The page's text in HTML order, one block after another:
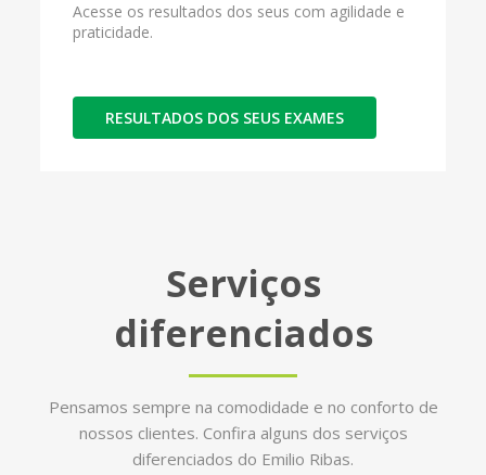
Acesse os resultados dos seus com agilidade e
praticidade.
RESULTADOS DOS SEUS EXAMES
Serviços
diferenciados
Pensamos sempre na comodidade e no conforto de
nossos clientes. Confira alguns dos serviços
diferenciados do Emilio Ribas.